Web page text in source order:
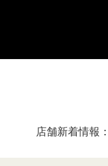
店舗新着情報：